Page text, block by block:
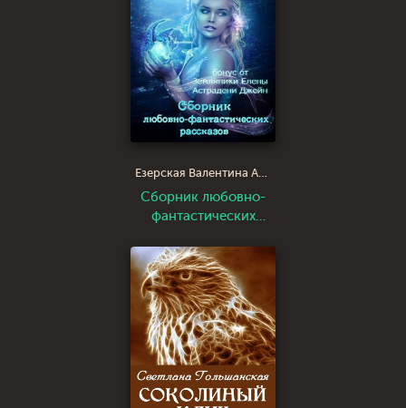
Езерская Валентина Алексеевна
Сборник любовно-
фантастических